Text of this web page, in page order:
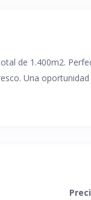
de 1.400m2.
Una